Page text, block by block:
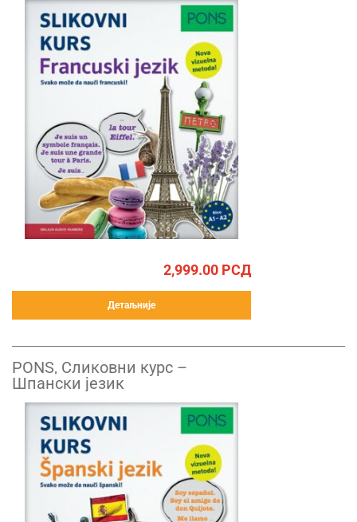
2,999.00 РСД
Детаљније
PONS, Сликовни курс –
Шпански језик